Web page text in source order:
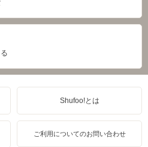
Shufoo!とは
ご利用についてのお問い合わせ